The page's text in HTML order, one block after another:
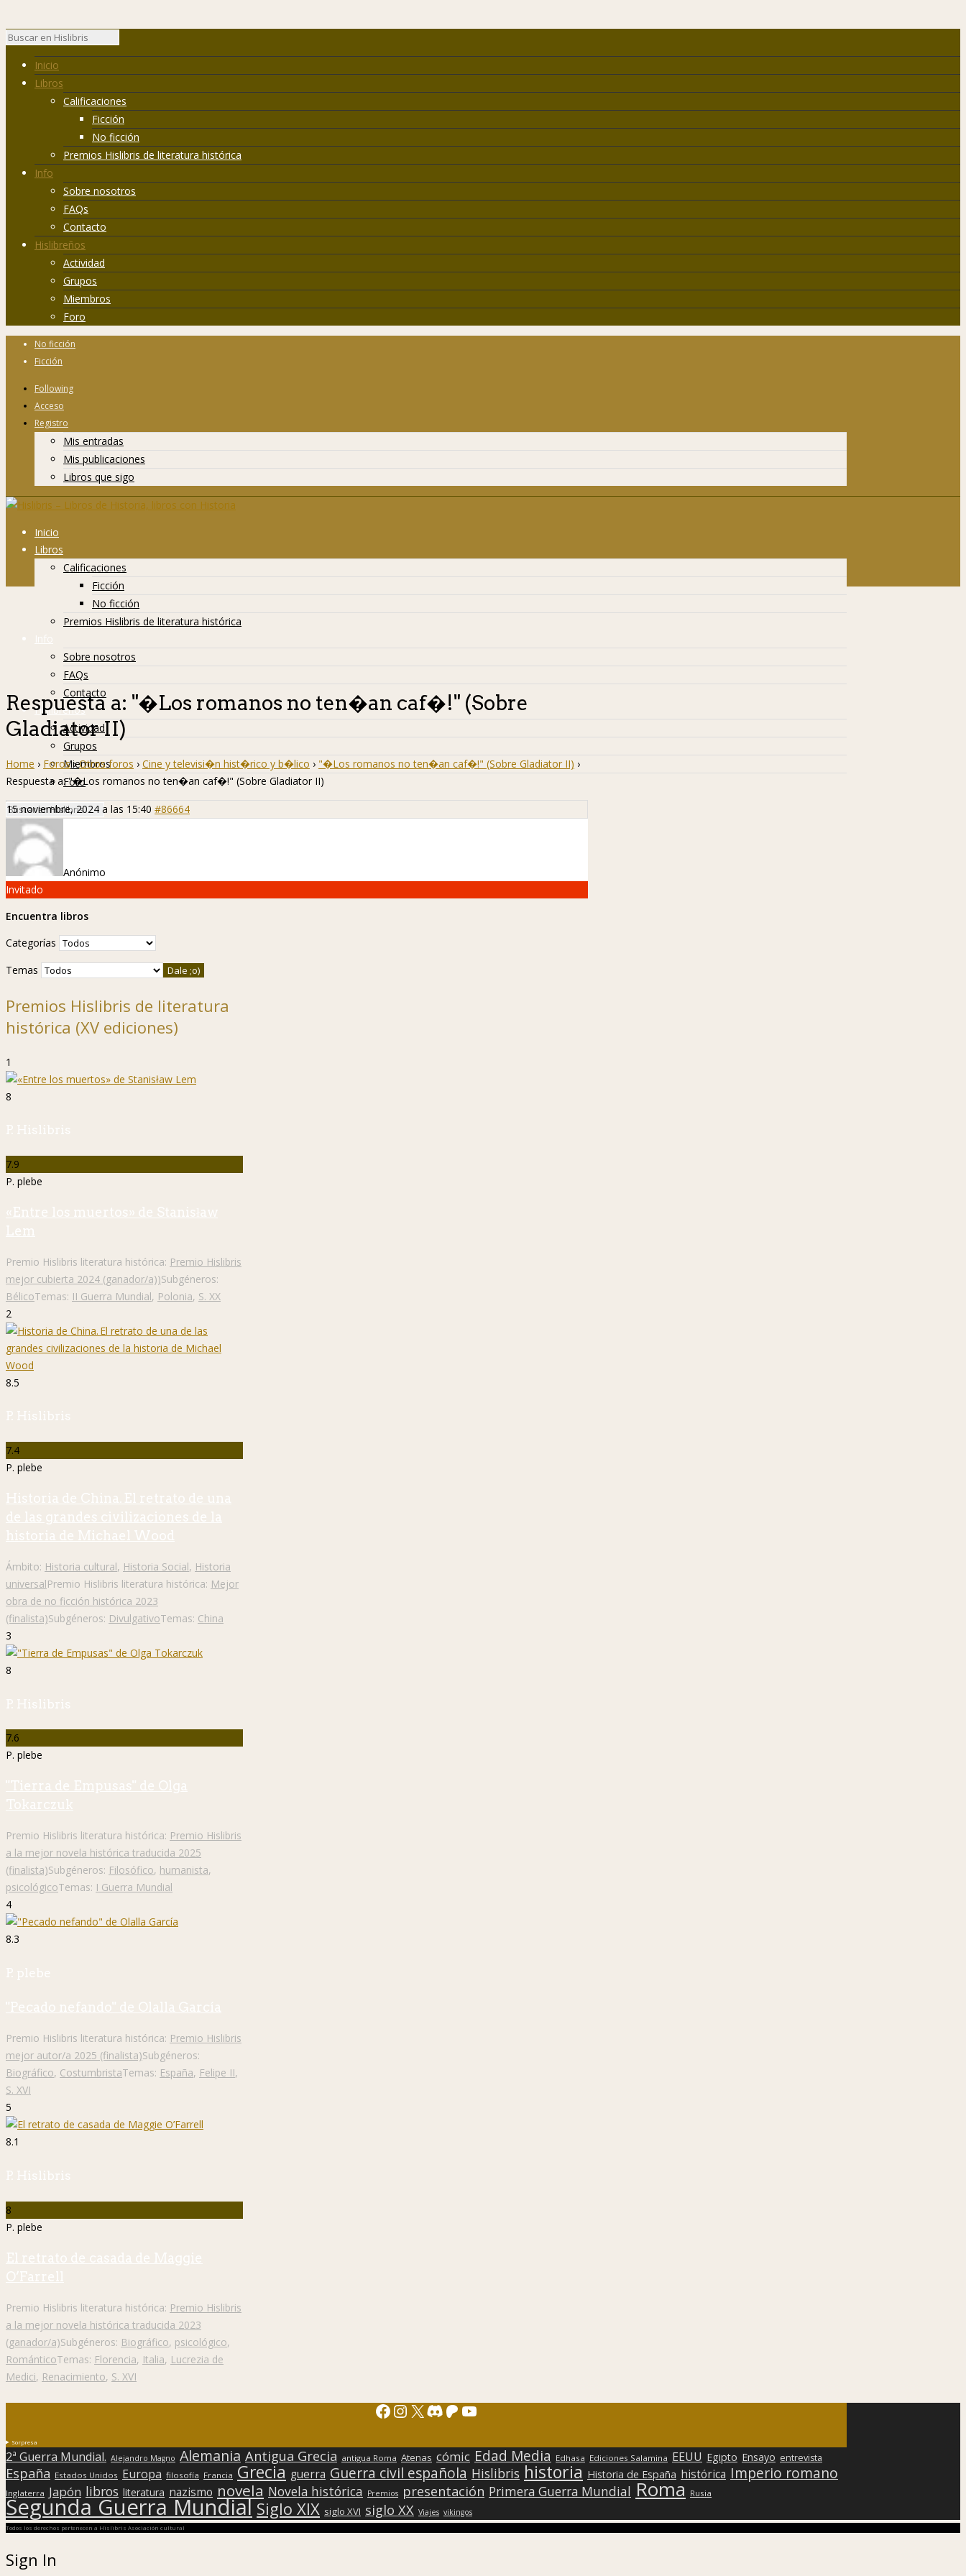
Inicio
Libros
Calificaciones
Ficción
No ficción
Premios Hislibris de literatura histórica
Info
Sobre nosotros
FAQs
Contacto
Hislibreños
Actividad
Grupos
Miembros
Foro
No ficción
Ficción
Following
Acceso
Registro
Mis entradas
Mis publicaciones
Libros que sigo
Inicio
Libros
Calificaciones
Ficción
No ficción
Premios Hislibris de literatura histórica
Info
Sobre nosotros
FAQs
Contacto
Hislibreños
Actividad
Grupos
Miembros
Foro
Respuesta a: "�Los romanos no ten�an caf�!" (Sobre
Gladiator II)
Home › Foros › Otros foros › Cine y televisi�n hist�rico y b�lico › "�Los romanos no ten�an caf�!" (Sobre Gladiator II) ›
Respuesta a: "�Los romanos no ten�an caf�!" (Sobre Gladiator II)
15 noviembre, 2024 a las 15:40 #86664
Anónimo
Invitado
Encuentra libros
Categorías
Temas
Premios Hislibris de literatura
histórica (XV ediciones)
1
8
P. Hislibris
7.9
P. plebe
«Entre los muertos» de Stanisław
Lem
Premio Hislibris literatura histórica: Premio Hislibris
mejor cubierta 2024 (ganador/a))Subgéneros:
BélicoTemas: II Guerra Mundial, Polonia, S. XX
2
8.5
P. Hislibris
7.4
P. plebe
Historia de China. El retrato de una
de las grandes civilizaciones de la
historia de Michael Wood
Ámbito: Historia cultural, Historia Social, Historia
universalPremio Hislibris literatura histórica: Mejor
obra de no ficción histórica 2023
(finalista)Subgéneros: DivulgativoTemas: China
3
8
P. Hislibris
7.6
P. plebe
"Tierra de Empusas" de Olga
Tokarczuk
Premio Hislibris literatura histórica: Premio Hislibris
a la mejor novela histórica traducida 2025
(finalista)Subgéneros: Filosófico, humanista,
psicológicoTemas: I Guerra Mundial
4
8.3
P. plebe
"Pecado nefando" de Olalla García
Premio Hislibris literatura histórica: Premio Hislibris
mejor autor/a 2025 (finalista)Subgéneros:
Biográfico, CostumbristaTemas: España, Felipe II,
S. XVI
5
8.1
P. Hislibris
8
P. plebe
El retrato de casada de Maggie
O’Farrell
Premio Hislibris literatura histórica: Premio Hislibris
a la mejor novela histórica traducida 2023
(ganador/a)Subgéneros: Biográfico, psicológico,
RománticoTemas: Florencia, Italia, Lucrezia de
Medici, Renacimiento, S. XVI
Facebook
Instagram
X Discord
Patreon
YouTube
Sorpresa
2ª Guerra Mundial. Alejandro Magno Alemania Antigua Grecia antigua Roma Atenas cómic Edad Media Edhasa Ediciones Salamina EEUU Egipto Ensayo entrevista
España Estados Unidos Europa filosofía Francia Grecia guerra Guerra civil española Hislibris historia Historia de España histórica Imperio romano
Inglaterra Japón libros literatura nazismo novela Novela histórica Premios presentación Primera Guerra Mundial Roma Rusia
Segunda Guerra Mundial Siglo XIX siglo XVI siglo XX Viajes vikingos
Todos los derechos pertenecen a Hislibris Asociación cultural
Sign In